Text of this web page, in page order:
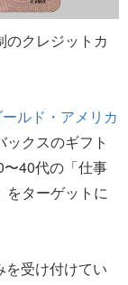
のクレジットカ
ルド・アメリカ
ックスのギフト
40代の「仕事
をターゲットに
受け付けてい